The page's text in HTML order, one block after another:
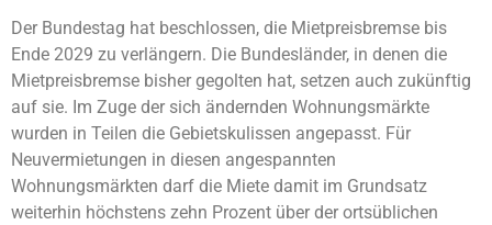
Der Bundestag hat beschlossen, die Mietpreisbremse bis
Ende 2029 zu verlängern. Die Bundesländer, in denen die
Mietpreisbremse bisher gegolten hat, setzen auch zukünftig
auf sie. Im Zuge der sich ändernden Wohnungsmärkte
wurden in Teilen die Gebietskulissen angepasst. Für
Neuvermietungen in diesen angespannten
Wohnungsmärkten darf die Miete damit im Grundsatz
weiterhin höchstens zehn Prozent über der ortsüblichen